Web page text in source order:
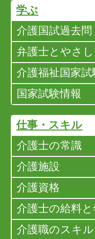
学ぶ
介護国試過去
弁護士とやさ
介護福祉国家
国家試験情報
仕事・スキル
介護士の常識
介護施設
介護資格
介護士の給料と
介護職のスキ